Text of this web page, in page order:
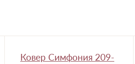
Ковер Симфония 209-